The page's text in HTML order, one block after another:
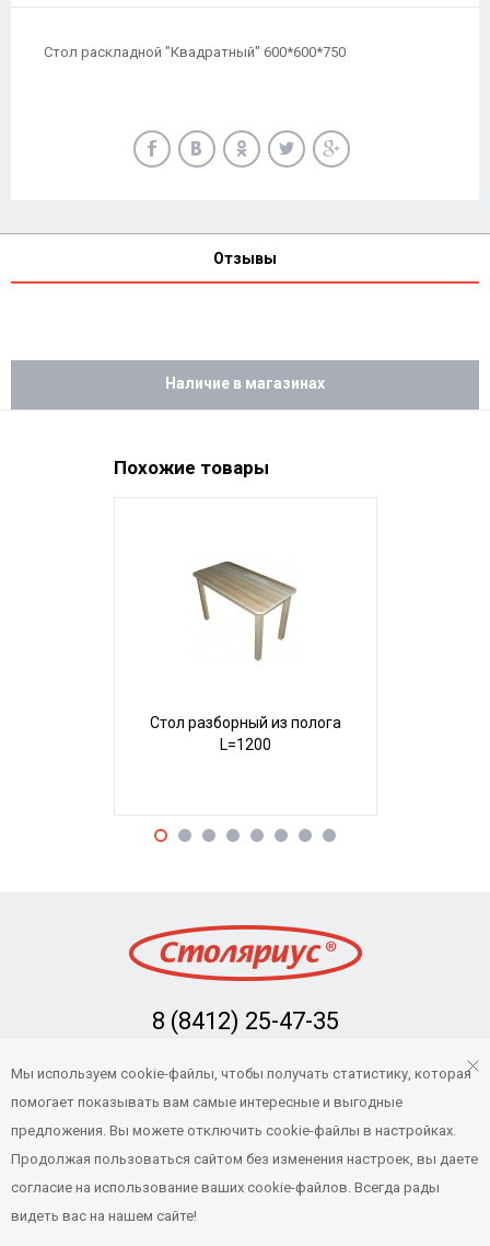
Стол раскладной "Квадратный" 600*600*750
Отзывы
Наличие в магазинах
Похожие товары
Стол разборный из полога
L=1200
8 (8412) 25-47-35
info@stolarius.ru
Пензе и Пензенской области
Техническая поддержка —njsoft.dev
Мы используем cookie-файлы, чтобы получать статистику, которая
помогает показывать вам самые интересные и выгодные
предложения. Вы можете отключить cookie-файлы в настройках.
Продолжая пользоваться сайтом без изменения настроек, вы даете
согласие на использование ваших cookie-файлов. Всегда рады
видеть вас на нашем сайте!